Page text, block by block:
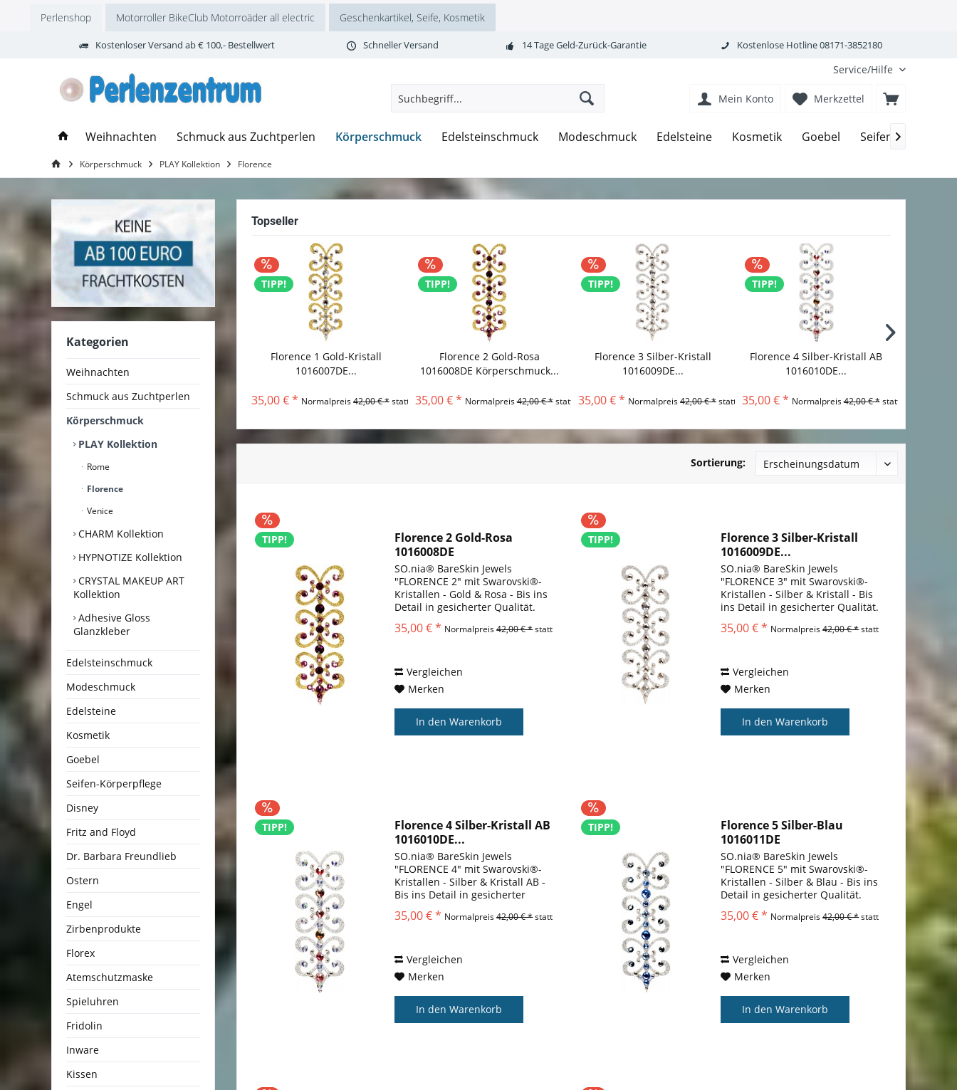
Perlenshop Motorroller BikeClub Motorroäder all electric Geschenkartikel, Seife, Kosmetik
Kostenloser Versand ab € 100,- Bestellwert Schneller Versand 14 Tage Geld-Zurück-Garantie Kostenlose Hotline 08171-3852180
Service/Hilfe
Merkzettel
Mein Konto
Weihnachten Schmuck aus Zuchtperlen Körperschmuck Edelsteinschmuck Modeschmuck Edelsteine Kosmetik Goebel Seifen-
Körperschmuck PLAY Kollektion Florence
Kategorien
Weihnachten
Schmuck aus Zuchtperlen
Körperschmuck
PLAY Kollektion
Rome
Florence
Venice
CHARM Kollektion
HYPNOTIZE Kollektion
CRYSTAL MAKEUP ART
Kollektion
Adhesive Gloss
Glanzkleber
Edelsteinschmuck
Modeschmuck
Edelsteine
Kosmetik
Goebel
Seifen-Körperpflege
Disney
Fritz and Floyd
Dr. Barbara Freundlieb
Ostern
Engel
Zirbenprodukte
Florex
Atemschutzmaske
Spieluhren
Fridolin
Inware
Kissen
Topseller
TIPP!
Florence 1 Gold-Kristall
1016007DE...
35,00 € * Normalpreis42,00 € *statt
TIPP!
Florence 2 Gold-Rosa
1016008DE Körperschmuck...
35,00 € * Normalpreis42,00 € *statt
TIPP!
Florence 3 Silber-Kristall
1016009DE...
35,00 € * Normalpreis42,00 € *statt
TIPP!
Florence 4 Silber-Kristall AB
1016010DE...
35,00 € * Normalpreis42,00 € *statt
Sortierung:
TIPP!
Florence 2 Gold-Rosa
1016008DE
Körperschmuck...
SO.nia® BareSkin Jewels
"FLORENCE 2" mit Swarovski®-
Kristallen - Gold & Rosa - Bis ins
Detail in gesicherter Qualität.
Warum sollten Sie sich mit etwas
anderem zufrieden geben?
35,00 € * Normalpreis42,00 € *statt
Vergleichen
Merken
In den Warenkorb
TIPP!
Florence 3 Silber-Kristall
1016009DE...
SO.nia® BareSkin Jewels
"FLORENCE 3" mit Swarovski®-
Kristallen - Silber & Kristall - Bis
ins Detail in gesicherter Qualität.
Warum sollten Sie sich mit etwas
anderem zufrieden geben?
35,00 € * Normalpreis42,00 € *statt
Vergleichen
Merken
In den Warenkorb
TIPP!
Florence 4 Silber-Kristall AB
1016010DE...
SO.nia® BareSkin Jewels
"FLORENCE 4" mit Swarovski®-
Kristallen - Silber & Kristall AB -
Bis ins Detail in gesicherter
mit etwas anderem zufrieden
35,00 € * Normalpreis42,00 € *statt
Vergleichen
Merken
In den Warenkorb
TIPP!
Florence 5 Silber-Blau
1016011DE
Körperschmuck...
SO.nia® BareSkin Jewels
"FLORENCE 5" mit Swarovski®-
Kristallen - Silber & Blau - Bis ins
Detail in gesicherter Qualität.
anderem zufrieden geben?
35,00 € * Normalpreis42,00 € *statt
Vergleichen
Merken
In den Warenkorb